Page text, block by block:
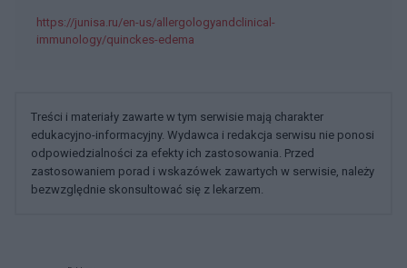
https://junisa.ru/en-us/allergologyandclinical-
immunology/quinckes-edema
Treści i materiały zawarte w tym serwisie mają charakter
edukacyjno-informacyjny. Wydawca i redakcja serwisu nie ponosi
odpowiedzialności za efekty ich zastosowania. Przed
zastosowaniem porad i wskazówek zawartych w serwisie, należy
bezwzględnie skonsultować się z lekarzem.